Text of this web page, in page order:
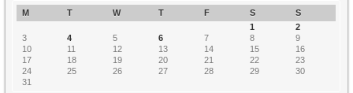
M T W T F S
S
1
2
3
4 5 6 7 8
9
10
11 12 13 14 15
16
17
18 19 20 21 22
23
24
25 26 27 28 29
30
31